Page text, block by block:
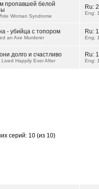
пропавшей белой
Woman Syndrome
Ru:
Eng:
- убийца с топором
an Axe Murderer
Ru:
Eng:
долго и счастливо
Happily Ever After
Ru:
Eng:
серий: 10 (из 10)